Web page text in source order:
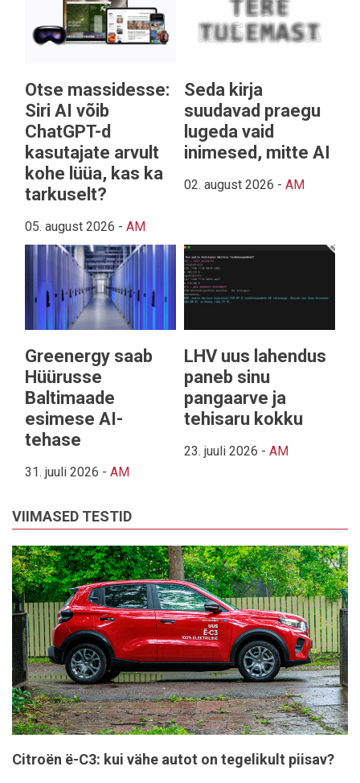
Otse massidesse:
Siri AI võib
ChatGPT-d
kasutajate arvult
kohe lüüa, kas ka
tarkuselt?
05. august 2026 - AM
Seda kirja
suudavad praegu
lugeda vaid
inimesed, mitte AI
02. august 2026 - AM
Greenergy saab
Hüürusse
Baltimaade
esimese AI-
tehase
31. juuli 2026 - AM
LHV uus lahendus
paneb sinu
pangaarve ja
tehisaru kokku
23. juuli 2026 - AM
VIIMASED TESTID
Citroën ë-C3: kui vähe autot on tegelikult piisav?